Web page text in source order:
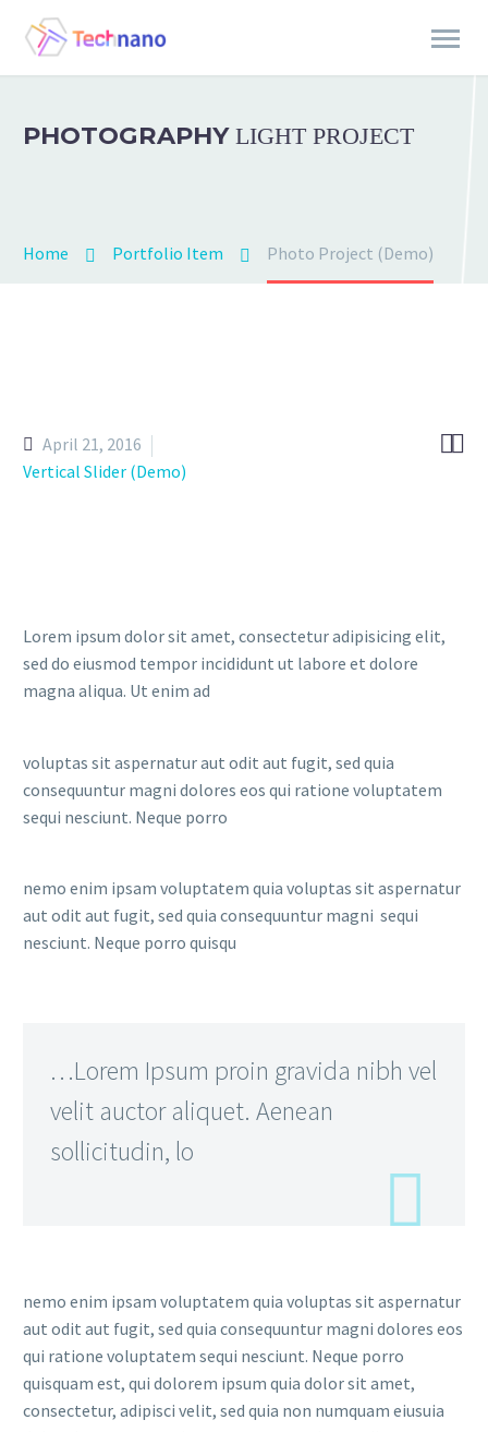
PHOTOGRAPHY LIGHT PROJECT
Home Portfolio Item Photo Project (Demo)

April 21, 2016
Vertical Slider (Demo)
Lorem ipsum dolor sit amet, consectetur adipisicing elit,
sed do eiusmod tempor incididunt ut labore et dolore
magna aliqua. Ut enim ad
voluptas sit aspernatur aut odit aut fugit, sed quia
consequuntur magni dolores eos qui ratione voluptatem
sequi nesciunt. Neque porro
nemo enim ipsam voluptatem quia voluptas sit aspernatur
aut odit aut fugit, sed quia consequuntur magni sequi
nesciunt. Neque porro quisqu
…Lorem Ipsum proin gravida nibh vel
velit auctor aliquet. Aenean
sollicitudin, lo
nemo enim ipsam voluptatem quia voluptas sit aspernatur
aut odit aut fugit, sed quia consequuntur magni dolores eos
qui ratione voluptatem sequi nesciunt. Neque porro
quisquam est, qui dolorem ipsum quia dolor sit amet,
consectetur, adipisci velit, sed quia non numquam eiusuia